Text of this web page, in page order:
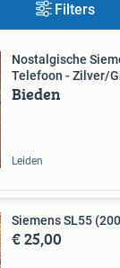
Filters
Nostalgische
Telefoon - Zilver/
Bieden
Leiden
Siemens SL55
€ 25,00